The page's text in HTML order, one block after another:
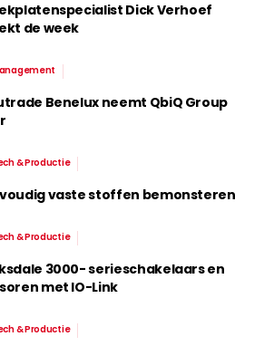
Dick Verhoef
de week
Benelux neemt QbiQ Group
& Productie
vaste stoffen bemonsteren
& Productie
3000- serieschakelaars en
met IO-Link
& Productie